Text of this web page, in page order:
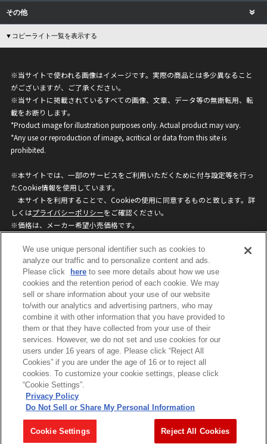
その他
▼コピーライト一覧を表示する
※当サイトで使われる画像はイメージです。実際の商品とは多少異なること
がございますが、ご了承ください。
※当サイトに掲載されているすべての画像、文章、データ等の無断転用、転
載をお断りします。
*Product image for illustration purposes only. Actual product may vary.
*Any use or reproduction of image, acritical or data from this site is
prohibited.
※本サイトでは、一部のサービスをご利用いただくために付与設定等を行っ
たCookie情報を使用しています。
本サイトを利用することで、Cookieの使用に同意するものと致します。詳
しくはプライバシーポリシーをご確認ください。
※価格は、メーカー希望小売価格です。
ざいますのでご了承ください。
privacypolicy
Do Not Sell or Share My
Personal Information
ウェブサイトご利用条件
ソーシャルメディアポリシー
個人情報保護方針
お問い合わせ
©BANDAI
コピーライト一覧を表示する
We use unique personal identifier such as cookies to
analyze our traffic and to personalize content and ads.
Please click
here to see more details about how we use
cookies and the retention period of each cookie. We may
sell or share information about your use of our website
to/with our analytics and advertising partners, who may
combine it with other information that you have provided to
them or that they have collected from your use of their
services. However, we do not set and use cookies for our
users under 16 years of age. Please click “Reject All
Cookies” if you are under the age of 16 or to reject all
cookies. To customize your cookie settings, please click
“Cookie Settings”.
Privacy Policy
Do Not Sell or Share My Personal Information
Cookie Settings Reject All Cookies